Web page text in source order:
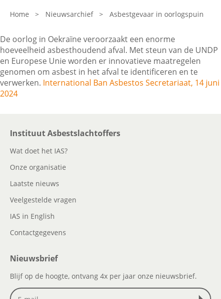
Veelgestelde vragen
Zoeken
Home > Nieuwsarchief > Asbestgevaar in oorlogspuin
De oorlog in Oekraïne veroorzaakt een enorme
hoeveelheid asbesthoudend afval. Met steun van de UNDP
en Europese Unie worden er innovatieve maatregelen
genomen om asbest in het afval te identificeren en te
verwerken. International Ban Asbestos Secretariaat, 14 juni
2024
Instituut Asbestslachtoffers
Wat doet het IAS?
Onze organisatie
Laatste nieuws
Veelgestelde vragen
IAS in English
Contactgegevens
Nieuwsbrief
Blijf op de hoogte, ontvang 4x per jaar onze nieuwsbrief.